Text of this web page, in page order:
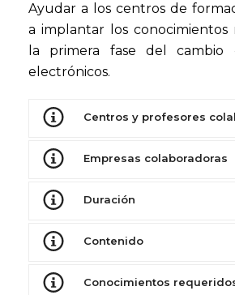
Ayudar a los centros de
a implantar los conocimientos
la primera fase del cambio
electrónicos.
Centros y profesores
Empresas colaboradoras
Duración
Contenido
Conocimientos